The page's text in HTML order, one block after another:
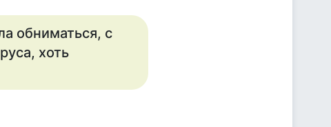
обниматься, с
хоть